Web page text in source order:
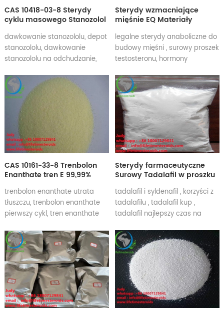
CAS 10418-03-8 Sterydy
cyklu masowego Stanozolol
tłuszczu
dawkowanie stanozololu, depot
stanozololu, dawkowanie
stanozololu na odchudzanie,
redukcję, dawka stanozololu,
efekty stanozololu, stanozolol w
kulturystyce, stanozolol na
odchudzanie, stanozolol na
utratę tłuszczu
Sterydy wzmacniające
mięśnie EQ Materiały
for Muscle Gain CAS 13103-
34-9
legalne sterydy anaboliczne do
budowy mięśni , surowy proszek
testosteronu, hormony
przyrost mięśni Boldenon
Undecylenate w proszku
Boldenone Undecylenate skutki
uboczne Boldenone
Undecylenate 300mg
Boldenone Undecylenate
dawkowanie Boldenon Cykl
Undecylenian okres półtrwania
Boldenon Undecylenate
kulturystyka
CAS 10161-33-8 Trenbolon
Enanthate tren E 99,99%
Enanthate o wysokiej
czystości
trenbolon enanthate utrata
tłuszczu, trenbolon enanthate
pierwszy cykl, tren enanthate
enanthate, zyski tren enanthate,
zastrzyk trenbolonu enanthate,
zastrzyk trenbolonu enanthate
na sprzedaż, trenbolon
enanthate legal
Sterydy farmaceutyczne
Surowy Tadalafil w proszku
CAS 171596-29-5
tadalafil i syldenafil , korzyści z
tadalafilu , tadalafil kup ,
tadalafil najlepszy czas na
najlepszy czas na zażywanie
tadalafilu , kup tadalafil 5mg ,
zalety tadalafilu , koszt
tadalafilu , cialis tadalafil